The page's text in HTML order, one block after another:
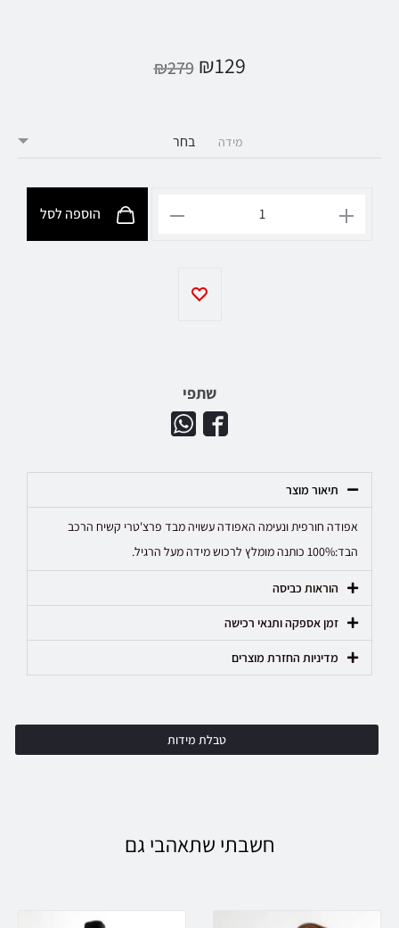
₪279 ₪129
טבלת מידות
מידה
שתפי
תיאור מוצר
אפודה חורפית ונעימה האפודה עשויה מבד פרצ'טרי קשיח הרכב
הבד:100% כותנה מומלץ לרכוש מידה מעל הרגיל.
הוראות כביסה
זמן אספקה ותנאי רכישה
מדיניות החזרת מוצרים
חשבתי שתאהבי גם